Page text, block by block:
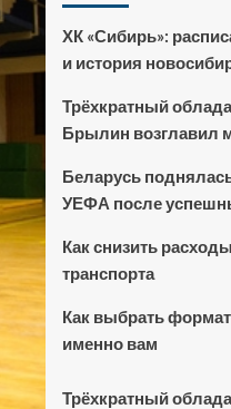
ХК «Сибирь»:
и история
Трёхкратный
Брылин возглавил
Беларусь
УЕФА после
Как снизить
транспорта
Как выбрать
именно вам
Трёхкратный